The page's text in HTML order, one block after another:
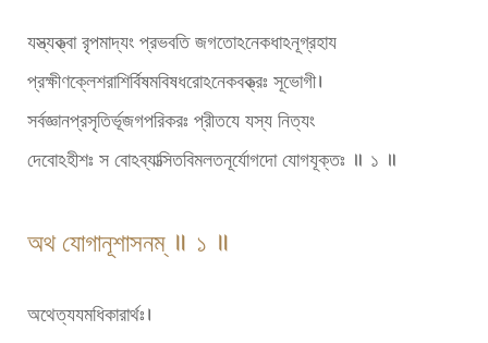
যস্ত্যক্ত্বা রৃপমাদ্যং প্রভবতি জগতোঽনেকধাঽনূগ্রহায
প্রক্ষীণক্লেশরাশির্বিষমবিষধরোঽনেকবক্ত্রঃ সূভোগী।
সর্বজ্ঞানপ্রসৃতির্ভূজগপরিকরঃ প্রীতযে যস্য নিত্যং
দেবোঽহীশঃ স বোঽব্যাত্সিতবিমলতনূর্যোগদো যোগযূক্তঃ ॥ ১ ॥
অথ যোগানূশাসনম্ ॥ ১ ॥
অথেত্যযমধিকারার্থঃ।